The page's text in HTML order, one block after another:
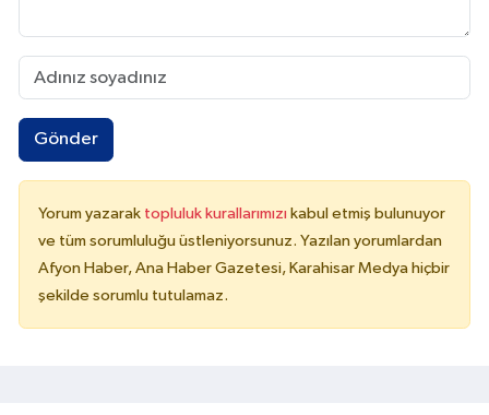
Gönder
Yorum yazarak topluluk kurallarımızı kabul etmiş bulunuyor
ve tüm sorumluluğu üstleniyorsunuz. Yazılan yorumlardan
Afyon Haber, Ana Haber Gazetesi, Karahisar Medya hiçbir
şekilde sorumlu tutulamaz.